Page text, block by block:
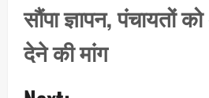
n
a
v
i
सौंपा ज्ञापन, पंचायतों
देने की मांग